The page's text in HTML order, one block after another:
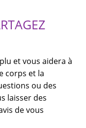
et vous aidera à
corps et la
ou des
laisser des
de vous